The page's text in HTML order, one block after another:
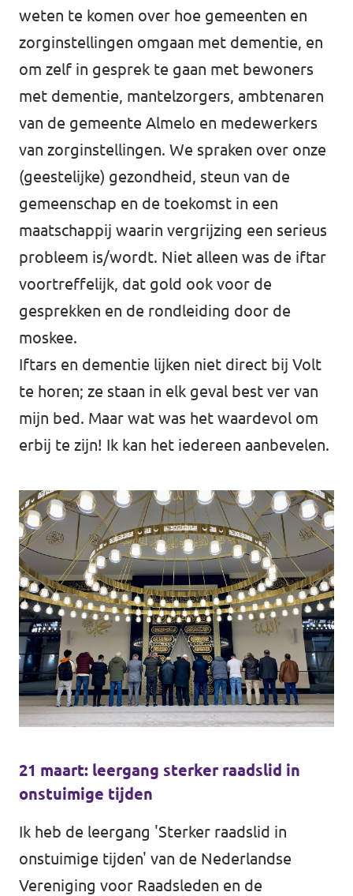
weten te komen over hoe gemeenten en
zorginstellingen omgaan met dementie, en
om zelf in gesprek te gaan met bewoners
met dementie, mantelzorgers, ambtenaren
van de gemeente Almelo en medewerkers
van zorginstellingen. We spraken over onze
(geestelijke) gezondheid, steun van de
gemeenschap en de toekomst in een
maatschappij waarin vergrijzing een serieus
probleem is/wordt. Niet alleen was de iftar
voortreffelijk, dat gold ook voor de
gesprekken en de rondleiding door de
moskee.
Iftars en dementie lijken niet direct bij Volt
te horen; ze staan in elk geval best ver van
mijn bed. Maar wat was het waardevol om
erbij te zijn! Ik kan het iedereen aanbevelen.
21 maart: leergang sterker raadslid in
onstuimige tijden
Ik heb de leergang 'Sterker raadslid in
onstuimige tijden' van de Nederlandse
Vereniging voor Raadsleden en de